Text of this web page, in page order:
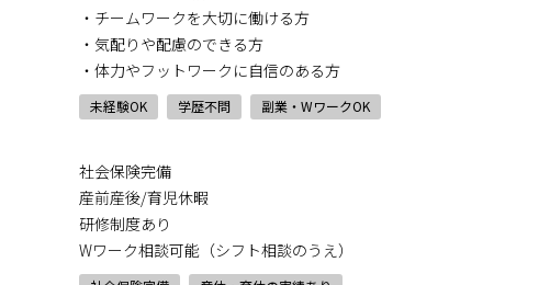
・チームワークを大切に働ける方
・気配りや配慮のできる方
・体力やフットワークに自信のある方
未経験OK 学歴不問 副業・WワークOK
社会保険完備
産前産後/育児休暇
研修制度あり
Wワーク相談可能（シフト相談のうえ）